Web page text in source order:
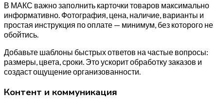
В МАКС важно заполнить карточки товаров максимально
информативно. Фотография, цена, наличие, варианты и
простая инструкция по оплате — минимум, без которого не
обойтись.
Добавьте шаблоны быстрых ответов на частые вопросы:
размеры, цвета, сроки. Это ускорит обработку заказов и
создаст ощущение организованности.
Контент и коммуникация